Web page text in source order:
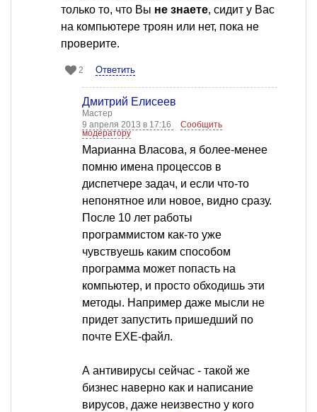
только то, что Вы не знаете, сидит у Вас
на компьютере троян или нет, пока не
проверите.
2 Ответить
Дмитрий Елисеев
Мастер
9 апреля 2013 в 17:16
Сообщить
модератору
Марианна Власова, я более-менее
помню имена процессов в
диспетчере задач, и если что-то
непонятное или новое, видно сразу.
После 10 лет работы
программистом как-то уже
чувствуешь каким способом
программа может попасть на
компьютер, и просто обходишь эти
методы. Например даже мысли не
придет запустить пришедший по
почте EXE-файл.
А антивирусы сейчас - такой же
бизнес наверно как и написание
вирусов, даже неизвестно у кого